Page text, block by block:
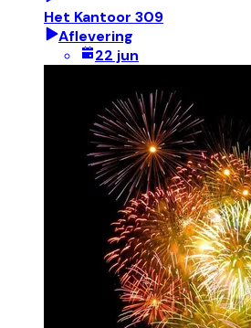
Het Kantoor 309
Aflevering
22 jun